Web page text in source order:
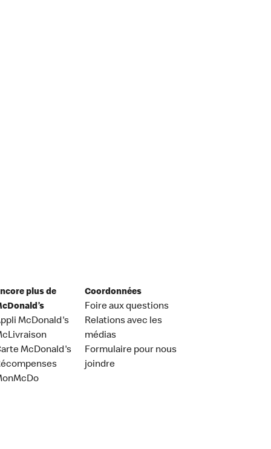
plus de
McDonald's
McDonald's
Coordonnées
Foire aux questions
Relations avec les
médias
Formulaire pour nous
joindre